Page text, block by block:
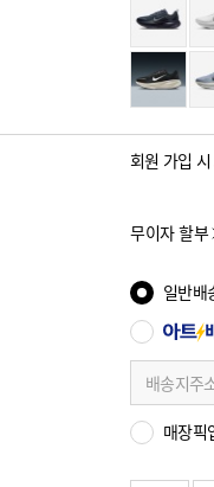
회원 가입 시
무이자 할부
일반배
배송지주
매장픽